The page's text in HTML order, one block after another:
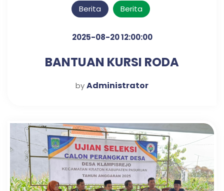
Berita Berita
2025-08-20 12:00:00
BANTUAN KURSI RODA
byAdministrator